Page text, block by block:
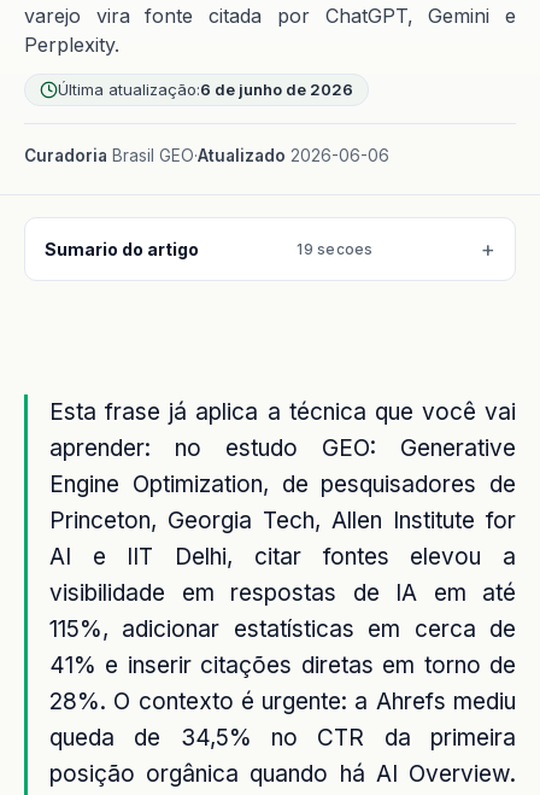
varejo vira fonte citada por ChatGPT, Gemini e
Perplexity.
Última atualização:6 de junho de 2026
Curadoria Brasil GEO·Atualizado 2026-06-06
Sumario do artigo 19 secoes
Esta frase já aplica a técnica que você vai
aprender: no estudo GEO: Generative
Engine Optimization, de pesquisadores de
Princeton, Georgia Tech, Allen Institute for
AI e IIT Delhi, citar fontes elevou a
visibilidade em respostas de IA em até
115%, adicionar estatísticas em cerca de
41% e inserir citações diretas em torno de
28%. O contexto é urgente: a Ahrefs mediu
queda de 34,5% no CTR da primeira
posição orgânica quando há AI Overview.